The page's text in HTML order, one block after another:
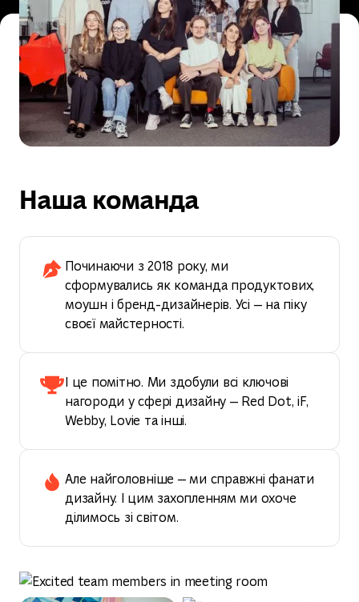
Наша команда
Починаючи з 2018 року, ми
сформувались як команда продуктових,
моушн і бренд-дизайнерів. Усі — на піку
своєї майстерності.
І це помітно. Ми здобули всі ключові
нагороди у сфері дизайну — Red Dot, iF,
Webby, Lovie та інші.
Але найголовніше — ми справжні фанати
дизайну. І цим захопленням ми охоче
ділимось зі світом.